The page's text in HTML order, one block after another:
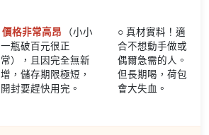
價格非常高昂
（小小
一瓶破百元很正
常），且因完全無新
增，儲存期限極短，
開封要趕快用完。
○ 真材實料！適
合不想動手做或
偶爾急需的人。
但長期喝，荷包
會大失血。